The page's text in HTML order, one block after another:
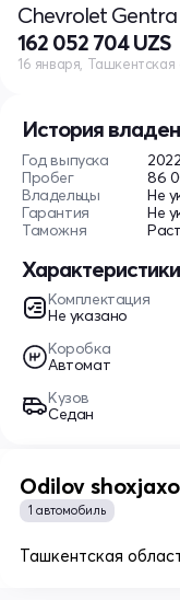
История
Год выпуска
2022
Пробег
86
Владельцы
Не
Гарантия
Не
Таможня
Характеристики
Комплектация
Не указано
Коробка
Автомат
Кузов
Седан
Chevrolet Gentra
162 052 704 UZS
16 января, Ташкентская
Odilov
1 автомобиль
Ташкентская